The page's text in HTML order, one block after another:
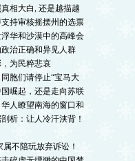
真相大白, 还是越描越
支持审核摇摆州的选票
浮华和沙漠中的高峰会
政治正确和异见人群
，为民粹悲哀
同胞们请停止“宝马大
国崛起，还是走向苏联
华人瞭望南海的窗口和
析：让人冷汗浃背！
属不陪玩放弃诉讼！